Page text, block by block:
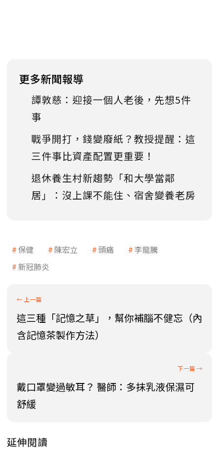
更多新聞報導
譚敦慈：迎接一個人老後，先想5件
事
戰爭開打，錢變廢紙？教授提醒：這
三件事比資產配置更重要！
退休養生村新趨勢「和大學當鄰
居」：沒上課不能住、宿舍變養老房
保健 陳宏立 頭痛
李龍騰
新冠肺炎
這三種「記憶之草」，幫你補腦不健忘（內
含記憶茶製作方法）
戴口罩變過敏耳？ 醫師：多抹乳液保濕可
舒緩
延伸閱讀